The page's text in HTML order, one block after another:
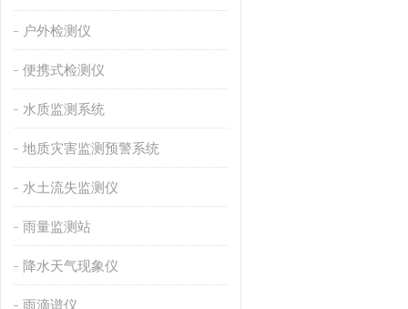
户外检测仪
便携式检测仪
水质监测系统
地质灾害监测预警系统
水土流失监测仪
雨量监测站
降水天气现象仪
雨滴谱仪